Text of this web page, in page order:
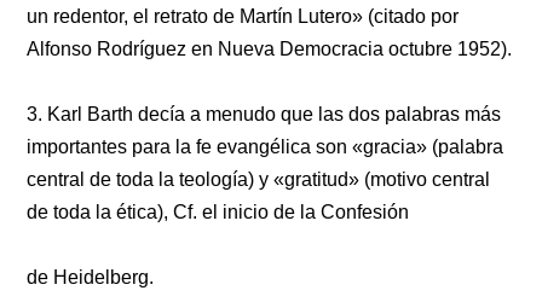
un redentor, el retrato de Martín Lutero» (citado por
Alfonso Rodríguez en Nueva Democracia octubre 1952).
3. Karl Barth decía a menudo que las dos palabras más
importantes para la fe evangélica son «gracia» (palabra
central de toda la teología) y «gratitud» (motivo central
de toda la ética), Cf. el inicio de la Confesión
de Heidelberg.